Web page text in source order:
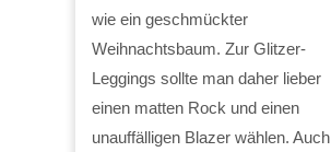
wie ein geschmückter
Weihnachtsbaum. Zur Glitzer-
Leggings sollte man daher lieber
einen matten Rock und einen
unauffälligen Blazer wählen. Auch